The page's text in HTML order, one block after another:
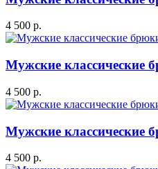
4 500 р.
Мужские классические
4 500 р.
Мужские классические
4 500 р.